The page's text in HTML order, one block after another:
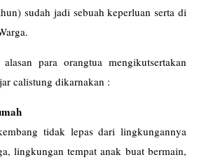
sudah jadi sebuah keperluan serta di
para orangtua mengikutsertakan
calistung dikarnakan :
tidak lepas dari lingkungannya
lingkungan tempat anak buat bermain,